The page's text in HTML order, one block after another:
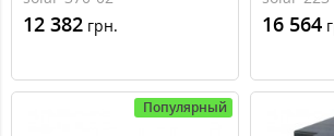
12 382 грн. 16 564
Популярный